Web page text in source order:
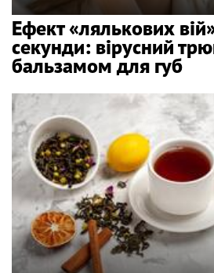
Ефект «лялькових
секунди: вірусний
бальзамом для губ